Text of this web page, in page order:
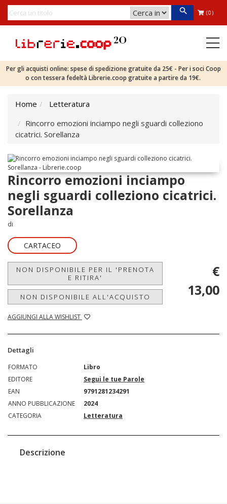
(0)
Per gli acquisti online: spese di spedizione gratuite da 25€ - Per i soci Coop
o con tessera fedeltà Librerie.coop gratuite a partire da 19€.
Home
Letteratura
Rincorro emozioni inciampo negli sguardi colleziono
cicatrici. Sorellanza
Rincorro emozioni inciampo
negli sguardi colleziono cicatrici.
Sorellanza
di
CARTACEO
NON DISPONIBILE PER IL 'PRENOTA
E RITIRA'
NON DISPONIBILE ALL'ACQUISTO
AGGIUNGI ALLA WISHLIST
€
13,00
Dettagli
FORMATO
Libro
EDITORE
Segui le tue Parole
EAN
9791281234291
ANNO PUBBLICAZIONE
2024
CATEGORIA
Letteratura
Descrizione